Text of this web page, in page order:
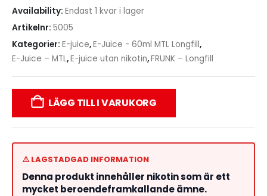
Availability: Endast 1 kvar i lager
Artikelnr: 5005
Kategorier: E-juice,E-Juice - 60ml MTL Longfill,
E-Juice – MTL,E-juice utan nikotin,FRUNK – Longfill
LÄGG TILL I VARUKORG
⚠️ LAGSTADGAD INFORMATION
Denna produkt innehåller nikotin som är ett
mycket beroendeframkallande ämne.